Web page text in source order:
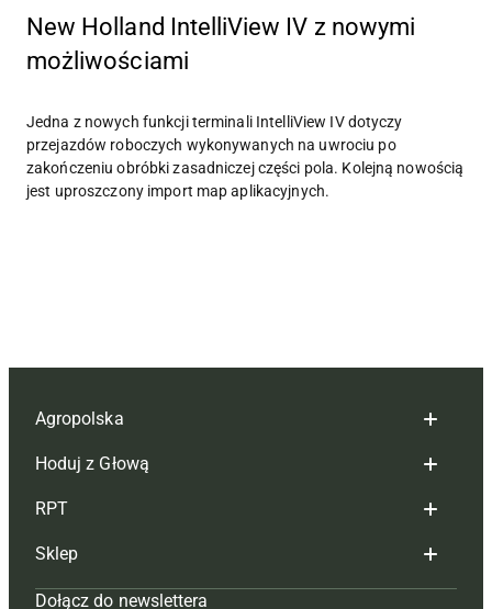
New Holland IntelliView IV z nowymi
możliwościami
Jedna z nowych funkcji terminali IntelliView IV dotyczy
przejazdów roboczych wykonywanych na uwrociu po
zakończeniu obróbki zasadniczej części pola. Kolejną nowością
jest uproszczony import map aplikacyjnych.
Agropolska
Redakcja
Reklama
Tagi
Mapa serwisu
Hoduj z Głową
Hoduj z głową bydło
Hoduj z głową świnie
Prenumerata
RPT
Redakcja
Sklep
Dołącz do newslettera